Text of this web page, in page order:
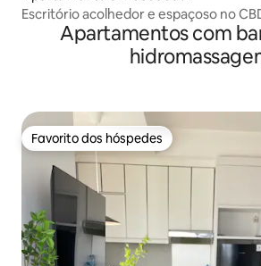
Escritório acolhedor e espaçoso no
JacartaApartamentos com
Favorito dos hóspedes
Favorito dos hóspedes